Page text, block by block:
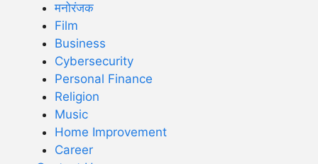
मनोरंजक
Film
Business
Cybersecurity
Personal Finance
Religion
Music
Home Improvement
Career